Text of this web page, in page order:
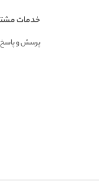
خدمات
پرسش و